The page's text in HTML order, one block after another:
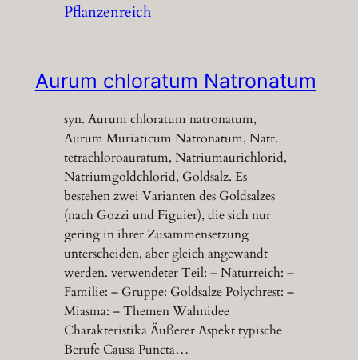
Pflanzenreich
Aurum chloratum Natronatum
syn. Aurum chloratum natronatum,
Aurum Muriaticum Natronatum, Natr.
tetrachloroauratum, Natriumaurichlorid,
Natriumgoldchlorid, Goldsalz. Es
bestehen zwei Varianten des Goldsalzes
(nach Gozzi und Figuier), die sich nur
gering in ihrer Zusammensetzung
unterscheiden, aber gleich angewandt
werden. verwendeter Teil: – Naturreich: –
Familie: – Gruppe: Goldsalze Polychrest: –
Miasma: – Themen Wahnidee
Charakteristika Äußerer Aspekt typische
Berufe Causa Puncta…